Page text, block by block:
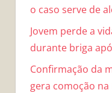
o caso serve de
Jovem perde a
durante briga
Confirmação da
gera comoção na